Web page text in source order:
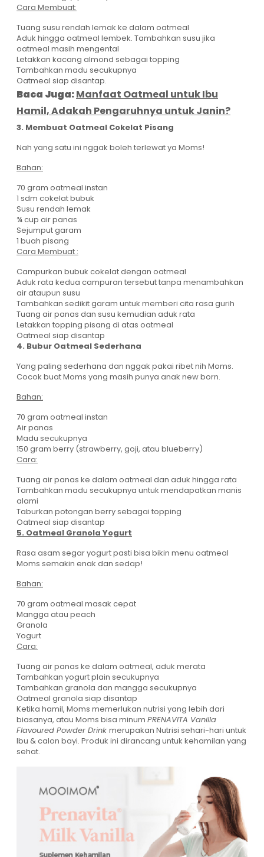
Cara Membuat:
Tuang susu rendah lemak ke dalam oatmeal
Aduk hingga oatmeal lembek. Tambahkan susu jika
oatmeal masih mengental
Letakkan kacang almond sebagai topping
Tambahkan madu secukupnya
Oatmeal siap disantap.
Baca Juga:Manfaat Oatmeal untuk Ibu
Hamil, Adakah Pengaruhnya untuk Janin?
3. Membuat Oatmeal Cokelat Pisang
Nah yang satu ini nggak boleh terlewat ya Moms!
Bahan:
70 gram oatmeal instan
1 sdm cokelat bubuk
Susu rendah lemak
¾ cup air panas
Sejumput garam
1 buah pisang
Cara Membuat :
Campurkan bubuk cokelat dengan oatmeal
Aduk rata kedua campuran tersebut tanpa menambahkan
air ataupun susu
Tambahkan sedikit garam untuk memberi cita rasa gurih
Tuang air panas dan susu kemudian aduk rata
Letakkan topping pisang di atas oatmeal
Oatmeal siap disantap
4. Bubur Oatmeal Sederhana
Yang paling sederhana dan nggak pakai ribet nih Moms.
Cocok buat Moms yang masih punya anak new born.
Bahan:
70 gram oatmeal instan
Air panas
Madu secukupnya
150 gram berry (strawberry, goji, atau blueberry)
Cara:
Tuang air panas ke dalam oatmeal dan aduk hingga rata
Tambahkan madu secukupnya untuk mendapatkan manis
alami
Taburkan potongan berry sebagai topping
Oatmeal siap disantap
5. Oatmeal Granola Yogurt
Rasa asam segar yogurt pasti bisa bikin menu oatmeal
Moms semakin enak dan sedap!
Bahan:
70 gram oatmeal masak cepat
Mangga atau peach
Granola
Yogurt
Cara:
Tuang air panas ke dalam oatmeal, aduk merata
Tambahkan yogurt plain secukupnya
Tambahkan granola dan mangga secukupnya
Oatmeal granola siap disantap
Ketika hamil, Moms memerlukan nutrisi yang lebih dari
biasanya, atau Moms bisa minum PRENAVITA Vanilla
Flavoured Powder Drink merupakan Nutrisi sehari-hari untuk
Ibu & calon bayi. Produk ini dirancang untuk kehamilan yang
sehat.